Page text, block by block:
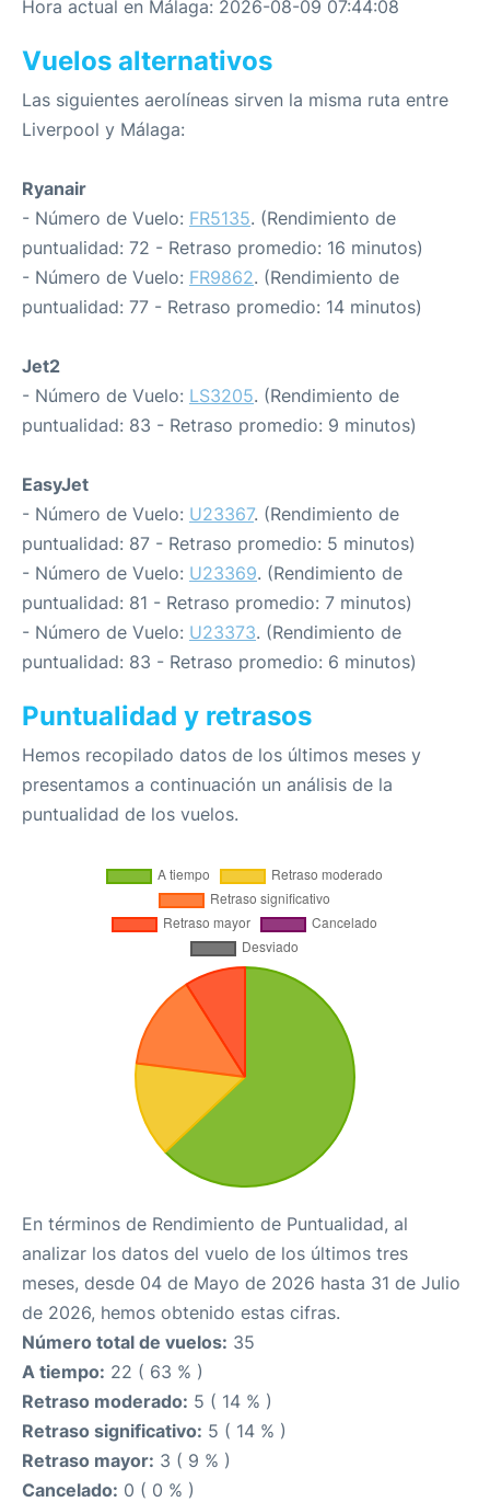
Hora actual en Málaga: 2026-08-09 07:44:08
Vuelos alternativos
Las siguientes aerolíneas sirven la misma ruta entre
Liverpool y Málaga:
Ryanair
- Número de Vuelo: FR5135. (Rendimiento de
puntualidad: 72 - Retraso promedio: 16 minutos)
- Número de Vuelo: FR9862. (Rendimiento de
puntualidad: 77 - Retraso promedio: 14 minutos)
Jet2
- Número de Vuelo: LS3205. (Rendimiento de
puntualidad: 83 - Retraso promedio: 9 minutos)
EasyJet
- Número de Vuelo: U23367. (Rendimiento de
puntualidad: 87 - Retraso promedio: 5 minutos)
- Número de Vuelo: U23369. (Rendimiento de
puntualidad: 81 - Retraso promedio: 7 minutos)
- Número de Vuelo: U23373. (Rendimiento de
puntualidad: 83 - Retraso promedio: 6 minutos)
Puntualidad y retrasos
Hemos recopilado datos de los últimos meses y
presentamos a continuación un análisis de la
puntualidad de los vuelos.
En términos de Rendimiento de Puntualidad, al
analizar los datos del vuelo de los últimos tres
meses, desde 04 de Mayo de 2026 hasta 31 de Julio
de 2026, hemos obtenido estas cifras.
Número total de vuelos: 35
A tiempo: 22 ( 63 % )
Retraso moderado: 5 ( 14 % )
Retraso significativo: 5 ( 14 % )
Retraso mayor: 3 ( 9 % )
Cancelado: 0 ( 0 % )